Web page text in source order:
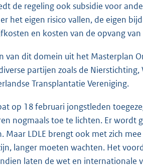
de regeling ook subsidie voor
het eigen risico vallen, de eigen
en kosten van de opvang
van dit domein uit het Masterplan
partijen zoals de
Transplantatie Vereniging.
op 18 februari jongstleden
nogmaals toe te lichten. Er wordt
LDLE brengt ook met zich
langer moeten wachten. Het
laten de wet en internationale